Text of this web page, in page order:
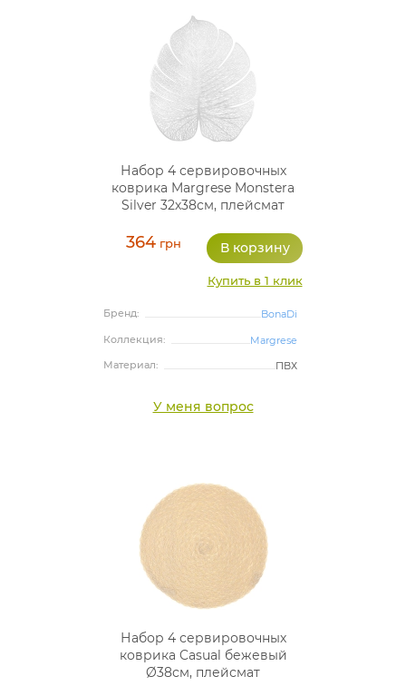
Набор 4 сервировочных
коврика Margrese Monstera
Silver 32х38см, плейсмат
364грн
Купить в 1 клик
Бренд:
BonaDi
Коллекция:
Margrese
Материал:
ПВХ
У меня вопрос
Набор 4 сервировочных
коврика Casual бежевый
Ø38см, плейсмат